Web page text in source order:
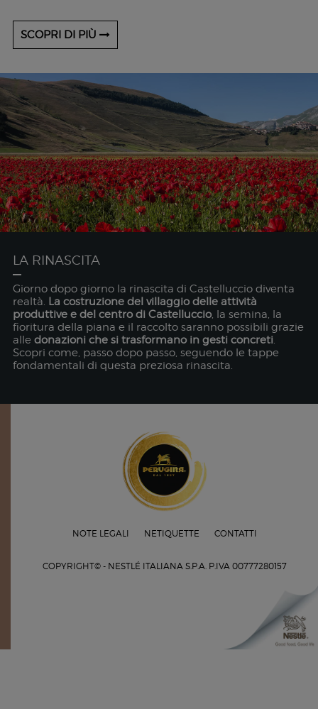
SCOPRI DI PIÙ
LA RINASCITA
Giorno dopo giorno la rinascita di Castelluccio diventa
realtà. La costruzione del villaggio delle attività
produttive e del centro di Castelluccio, la semina, la
fioritura della piana e il raccolto saranno possibili grazie
alle donazioni che si trasformano in gesti concreti.
Scopri come, passo dopo passo, seguendo le tappe
fondamentali di questa preziosa rinascita.
NOTE LEGALI NETIQUETTE CONTATTI
COPYRIGHT© - NESTLÉ ITALIANA S.P.A. P.IVA 00777280157